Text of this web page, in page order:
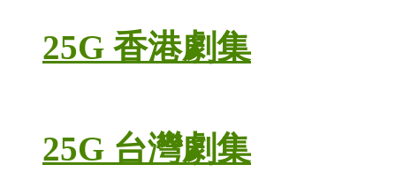
25G 香港劇集
25G 台灣劇集